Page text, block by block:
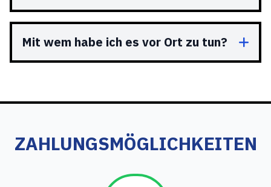
Mit wem habe ich es vor Ort zu tun?
ZAHLUNGSMÖGLICHKEITEN